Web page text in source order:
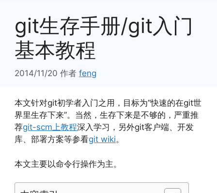
git生存手册/git入门
基本教程
2014/11/20 作者 feng
本文针对git初学者入门之用，目标为“快速的在git世
界里生存下来”。当然，生存下来是不够的，严重推
荐git-scm上教程深入学习，另外git客户端、开发
库、部署方案等参看git wiki。
本文主要以命令行操作为主。